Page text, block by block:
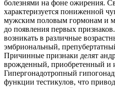
болезнями на фоне ожирения.
характеризуется пониженной
мужским половым гормонам и
до появления первых
возникать в различные
эмбриональный,
Причинные признаки делят
врожденный, приобретенный и
Гипергонадотропный
функции тестикулов, что